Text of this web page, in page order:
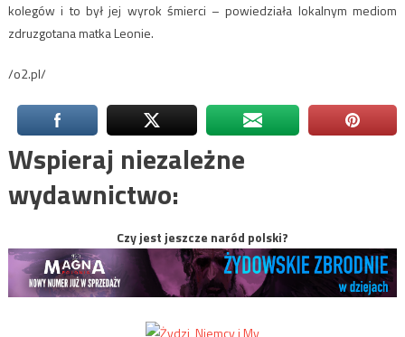
kolegów i to był jej wyrok śmierci – powiedziała lokalnym mediom
zdruzgotana matka Leonie.
/o2.pl/
Wspieraj niezależne
wydawnictwo:
Czy jest jeszcze naród polski?